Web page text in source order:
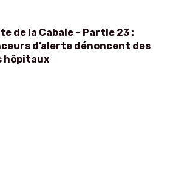
de la Cabale – Partie 23 :
d’alerte dénoncent des
hôpitaux